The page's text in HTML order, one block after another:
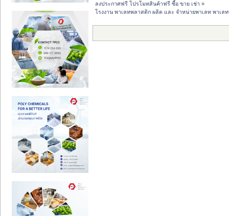
ลงประกาศฟรี โปรโมทสินค้าฟรี ซื้อ ขาย เช่า »
โรงงาน พาเลทพลาสติก ผลิต และ จำหน่ายพาเลท พาเ